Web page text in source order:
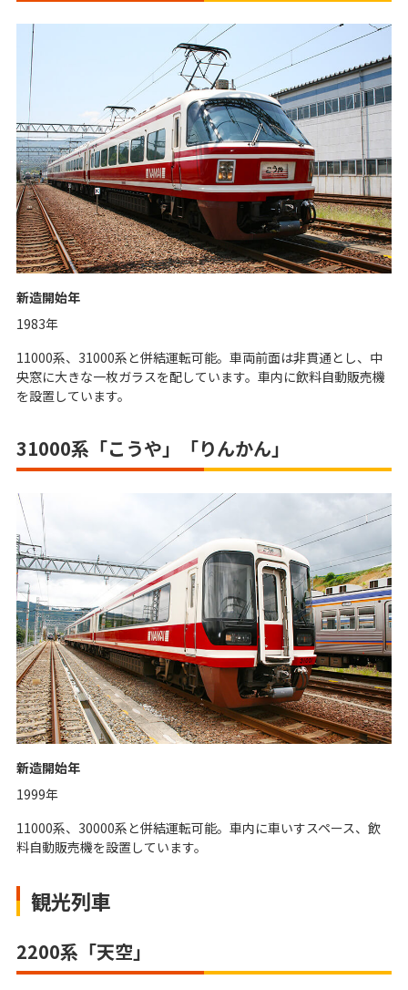
新造開始年
1983年
11000系、31000系と併結運転可能。車両前面は非貫通とし、中
央窓に大きな一枚ガラスを配しています。車内に飲料自動販売機
を設置しています。
31000系「こうや」「りんかん」
新造開始年
1999年
11000系、30000系と併結運転可能。車内に車いすスペース、飲
料自動販売機を設置しています。
観光列車
2200系「天空」